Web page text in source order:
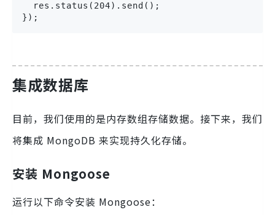
  res.status(204).send();
});
集成数据库
目前，我们使用的是内存数组存储数据。接下来，我们
将集成 MongoDB 来实现持久化存储。
安装 Mongoose
运行以下命令安装 Mongoose：